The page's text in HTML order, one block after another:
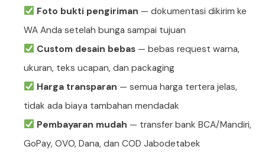
Foto bukti pengiriman — dokumentasi dikirim ke
WA Anda setelah bunga sampai tujuan
Custom desain bebas— bebas request warna,
ukuran, teks ucapan, dan packaging
Harga transparan — semua harga tertera jelas,
tidak ada biaya tambahan mendadak
Pembayaran mudah — transfer bank BCA/Mandiri,
GoPay, OVO, Dana, dan COD Jabodetabek